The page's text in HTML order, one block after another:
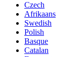
Czech
Afrikaans
Swedish
Polish
Basque
Catalan